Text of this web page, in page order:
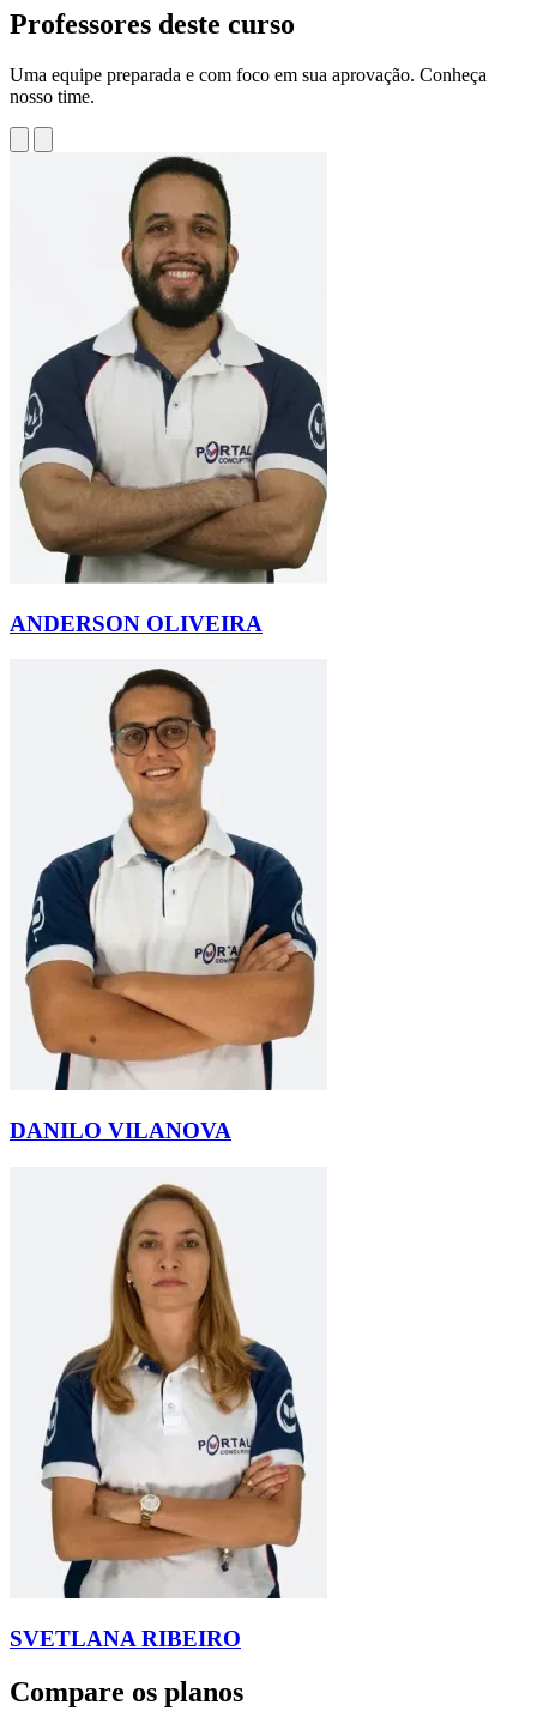
Professores deste curso
Uma equipe preparada e com foco em sua aprovação. Conheça
nosso time.
ANDERSON OLIVEIRA
DANILO VILANOVA
SVETLANA RIBEIRO
Compare os planos